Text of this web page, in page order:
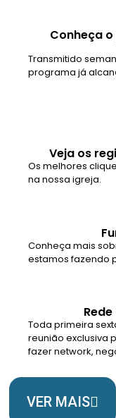
Conheça
Transmitido
programa já
Veja os
Os melhores
na nossa igreja.
Conheça mais
estamos fazendo
Toda primeira
reunião exclusiva
fazer network,
VER MAIS